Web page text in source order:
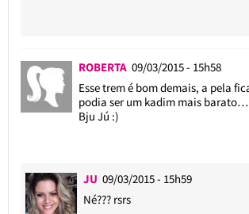
ROBERTA 09/03/2015 - 15h58
Esse trem é bom demais, a pela
podia ser um kadim mais
Bju Jú :)
JU 09/03/2015 - 15h59
Né??? rsrs